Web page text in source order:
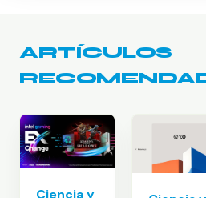
ARTÍCULOS
Ciencia y